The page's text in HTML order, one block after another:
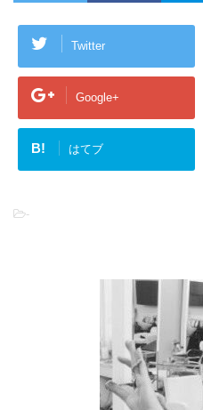
Twitter
Google+
B! はてブ
-